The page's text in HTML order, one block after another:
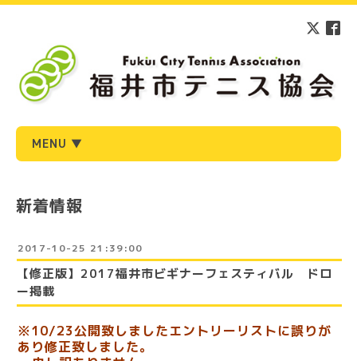
MENU ▼
新着情報
2017-10-25 21:39:00
【修正版】2017福井市ビギナーフェスティバル ドロ
ー掲載
※10/23公開致しましたエントリーリストに誤りが
あり修正致しました。